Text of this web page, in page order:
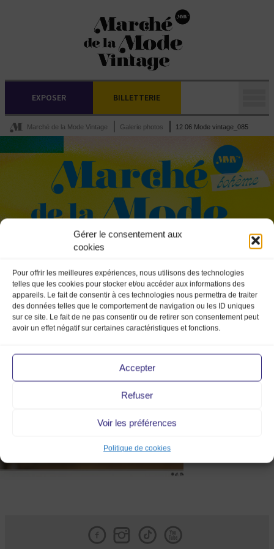
Gérer le consentement aux
cookies
Pour offrir les meilleures expériences, nous utilisons des technologies
telles que les cookies pour stocker et/ou accéder aux informations des
appareils. Le fait de consentir à ces technologies nous permettra de traiter
des données telles que le comportement de navigation ou les ID uniques
sur ce site. Le fait de ne pas consentir ou de retirer son consentement peut
avoir un effet négatif sur certaines caractéristiques et fonctions.
Accepter
Refuser
Voir les préférences
Politique de cookies
EXPOSER BILLETTERIE
Marché de la Mode Vintage Galerie photos 12 06 Mode vintage_085
12 06 Mode vintage_085